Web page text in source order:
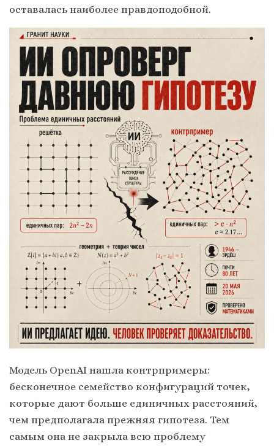
оставалась наиболее правдоподобной.
Модель OpenAI нашла контрпримеры:
бесконечное семейство конфигураций точек,
которые дают больше единичных расстояний,
чем предполагала прежняя гипотеза. Тем
самым она не закрыла всю проблему